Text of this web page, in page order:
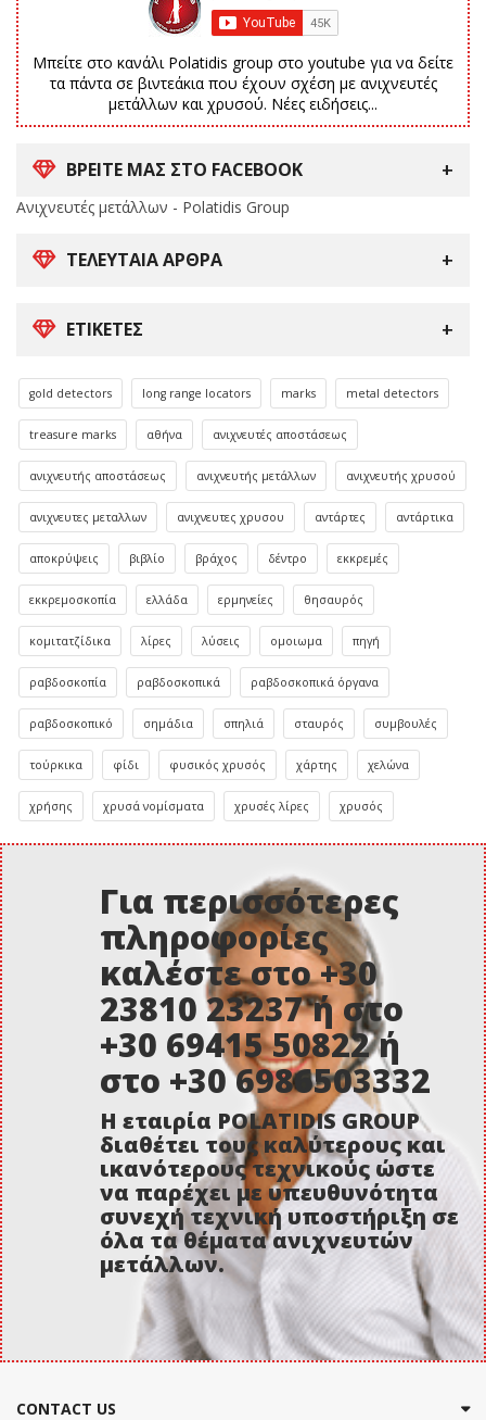
Μπείτε στο κανάλι Polatidis group στο youtube για να δείτε
τα πάντα σε βιντεάκια που έχουν σχέση με ανιχνευτές
μετάλλων και χρυσού. Νέες ειδήσεις...
ΒΡΕΙΤΕ ΜΑΣ ΣΤΟ FACEBOOK
Ανιχνευτές μετάλλων - Polatidis Group
ΤΕΛΕΥΤΑΊΑ ΆΡΘΡΑ
ΕΤΙΚΈΤΕΣ
gold detectors long range locators marks metal detectors
treasure marks αθήνα ανιχνευτές αποστάσεως
ανιχνευτής αποστάσεως ανιχνευτής μετάλλων ανιχνευτής χρυσού
ανιχνευτες μεταλλων ανιχνευτες χρυσου αντάρτες αντάρτικα
αποκρύψεις βιβλίο βράχος δέντρο εκκρεμές
εκκρεμοσκοπία ελλάδα ερμηνείες θησαυρός
κομιτατζίδικα λίρες λύσεις ομοιωμα πηγή
ραβδοσκοπία ραβδοσκοπικά ραβδοσκοπικά όργανα
ραβδοσκοπικό σημάδια σπηλιά σταυρός συμβουλές
τούρκικα φίδι φυσικός χρυσός χάρτης χελώνα
χρήσης χρυσά νομίσματα χρυσές λίρες χρυσός
Για περισσότερες
πληροφορίες
καλέστε στο +30
23810 23237 ή στο
+30 69415 50822 ή
στο +30 6986503332
Η εταιρία POLATIDIS GROUP
διαθέτει τους καλύτερους και
ικανότερους τεχνικούς ώστε
να παρέχει με υπευθυνότητα
συνεχή τεχνική υποστήριξη σε
όλα τα θέματα ανιχνευτών
μετάλλων.
CONTACT US